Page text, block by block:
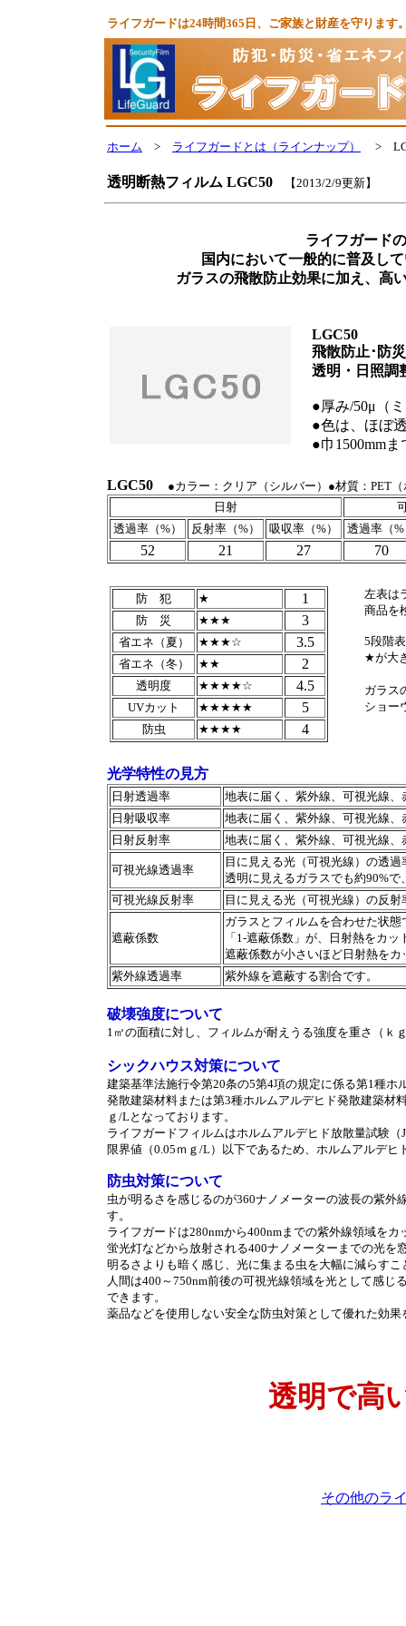
ライフガードは24時間365日、ご家族と財産を守りま
ホーム > ライフガードとは（ラインナップ） >
透明断熱フィルム LGC50 【2013/2/9更新】
ライフガード
国内において一般的に普及し
ガラスの飛散防止効果に加え、高
LGC50
飛散防止･防
透明・日照調
●厚み/50μ（
●色は、ほぼ
●巾1500mm
LGC50
●カラー：クリア（シルバー）●材質：PET
日射
透過率（%）
反射率（%） 吸収率（%） 透過率（
52 21 27 70
防 犯 ★ 1
防 災 ★★★ 3
省エネ（夏） ★★★☆ 3.5
省エネ（冬） ★★ 2
透明度 ★★★★☆ 4.5
UVカット ★★★★★ 5
防虫 ★★★★ 4
左表は
商品を
5段階
★が大
ガラス
ショー
光学特性の見方
日射透過率
地表に届く、紫外線、可視光線
日射吸収率
地表に届く、紫外線、可視光線
日射反射率
地表に届く、紫外線、可視光線
可視光線透過率
目に見える光（可視光線）の透過
透明に見えるガラスでも約90%で
可視光線反射率
目に見える光（可視光線）の反射
遮蔽係数
ガラスとフィルムを合わせた状
「1-遮蔽係数」が、日射熱をカ
遮蔽係数が小さいほど日射熱を
紫外線透過率
紫外線を遮蔽する割合です。
破壊強度について
1㎡の面積に対し、フィルムが耐えうる強度を重さ（ｋ
シックハウス対策について
建築基準法施行令第20条の5第4項の規定に係る第1種
発散建築材料または第3種ホルムアルデヒド発散建築材
ｇ/Lとなっております。
ライフガードフィルムはホルムアルデヒド放散量試験
限界値（0.05ｍｇ/L）以下であるため、ホルムアルデヒ
防虫対策について
虫が明るさを感じるのが360ナノメーターの波長の紫
す。
ライフガードは280nmから400nmまでの紫外線領域をカ
蛍光灯などから放射される400ナノメーターまでの光
明るさよりも暗く感じ、光に集まる虫を大幅に減らすこ
人間は400～750nm前後の可視光線領域を光として感
できます。
薬品などを使用しない安全な防虫対策として優れた効果
透明で高
その他のラ